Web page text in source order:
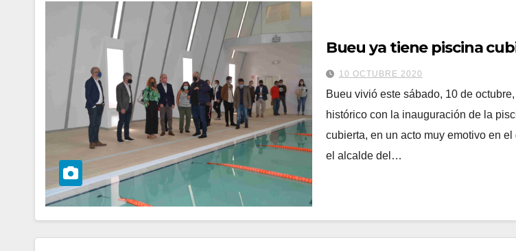
Bueu ya tiene piscina
10 OCTUBRE 2020
Bueu vivió este sábado, 10 de
histórico con la inauguración de la
cubierta, en un acto muy emotivo en
el alcalde del…